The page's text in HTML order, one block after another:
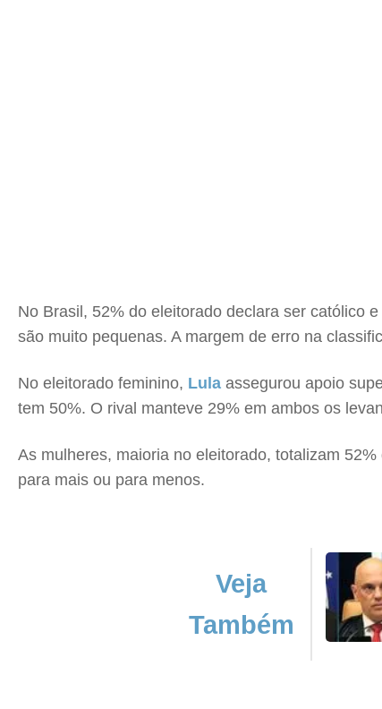
No Brasil, 52% do eleitorado declara ser católico
são muito pequenas. A margem de erro na
No eleitorado feminino, Lula assegurou apoio
tem 50%. O rival manteve 29% em ambos os
As mulheres, maioria no eleitorado, totalizam
para mais ou para menos.
Veja
Também